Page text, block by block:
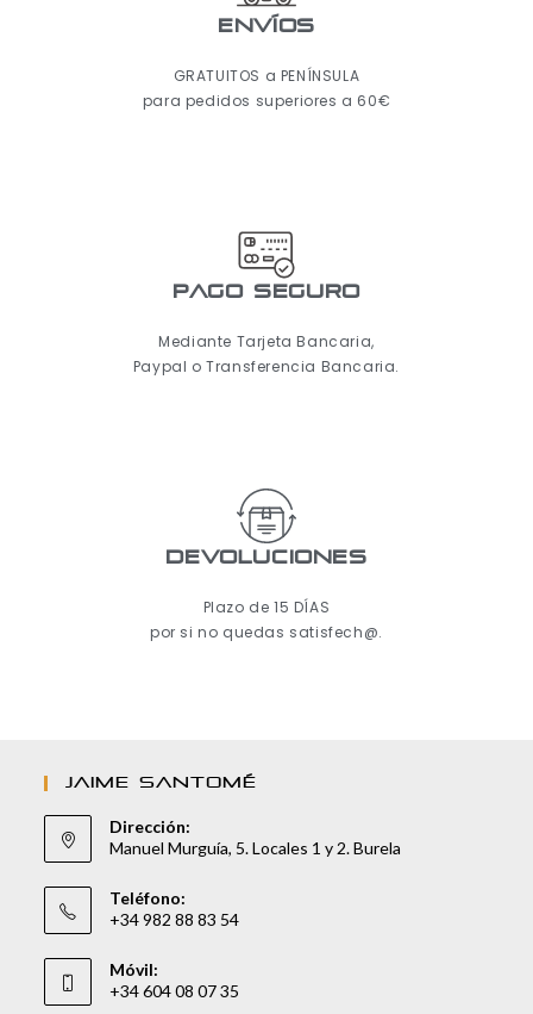
ENVÍOS
GRATUITOS a PENÍNSULA
para pedidos superiores a 60€
pago seguro
Mediante Tarjeta Bancaria,
Paypal o Transferencia Bancaria.
Devoluciones
Plazo de 15 DÍAS
por si no quedas satisfech@.
JAIME SANTOMÉ
Dirección:
Manuel Murguía, 5. Locales 1 y 2. Burela
Teléfono:
+34 982 88 83 54
Móvil:
+34 604 08 07 35